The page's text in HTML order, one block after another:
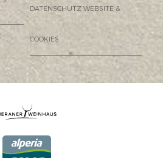
DATENSCHUTZ WEBSITE &
COOKIES